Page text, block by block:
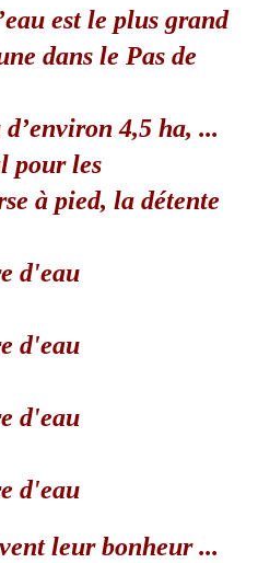
est le plus grand
dans le Pas de
4,5 ha, ...
pour les
à pied, la détente
leur bonheur ...